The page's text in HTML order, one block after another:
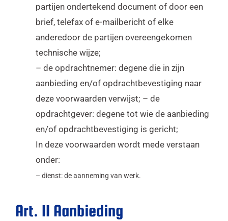
partijen ondertekend document of door een
brief, telefax of e-mailbericht of elke
anderedoor de partijen overeengekomen
technische wijze;
– de opdrachtnemer: degene die in zijn
aanbieding en/of opdrachtbevestiging naar
deze voorwaarden verwijst; – de
opdrachtgever: degene tot wie de aanbieding
en/of opdrachtbevestiging is gericht;
In deze voorwaarden wordt mede verstaan
onder:
– dienst: de aanneming van werk.
Art. II Aanbieding